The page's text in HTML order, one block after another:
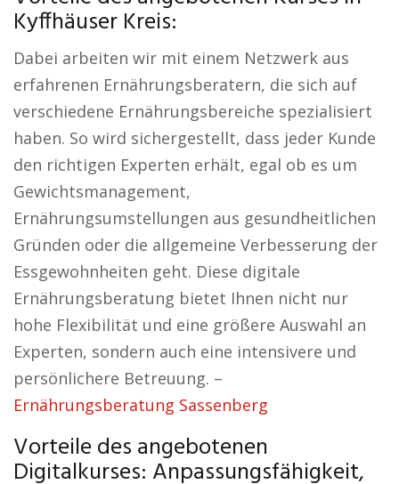
Kyffhäuser Kreis:
Dabei arbeiten wir mit einem Netzwerk aus
erfahrenen Ernährungsberatern, die sich auf
verschiedene Ernährungsbereiche spezialisiert
haben. So wird sichergestellt, dass jeder Kunde
den richtigen Experten erhält, egal ob es um
Gewichtsmanagement,
Ernährungsumstellungen aus gesundheitlichen
Gründen oder die allgemeine Verbesserung der
Essgewohnheiten geht. Diese digitale
Ernährungsberatung bietet Ihnen nicht nur
hohe Flexibilität und eine größere Auswahl an
Experten, sondern auch eine intensivere und
persönlichere Betreuung. –
Ernährungsberatung Sassenberg
Vorteile des angebotenen
Digitalkurses: Anpassungsfähigkeit,